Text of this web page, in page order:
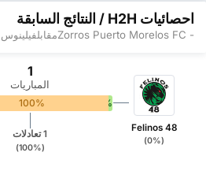
احصائيات H2H / النتائج السابقة
- Zorros Puerto Morelos FCمقابلفيلينوس 48
1
المباريات
0%
100%
1 تعادلات
(100%)
Felinos 48
(0%)